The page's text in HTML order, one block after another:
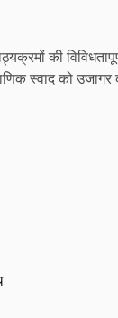
की
स्वाद को उजागर